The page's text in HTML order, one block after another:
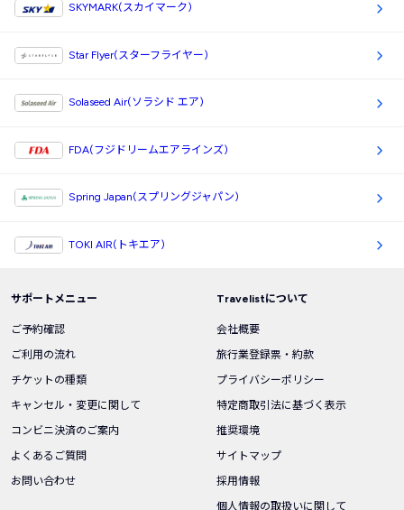
SKYMARK(スカイマーク)
Star Flyer(スターフライヤー)
Solaseed Air(ソラシド エア)
FDA(フジドリームエアラインズ)
Spring Japan(スプリングジャパン)
TOKI AIR(トキエア)
サポートメニュー
ご予約確認
ご利用の流れ
チケットの種類
キャンセル・変更に関して
コンビニ決済のご案内
よくあるご質問
お問い合わせ
Travelistについて
会社概要
旅行業登録票・約款
プライバシーポリシー
特定商取引法に基づく表示
推奨環境
サイトマップ
採用情報
個人情報の取扱いに関して